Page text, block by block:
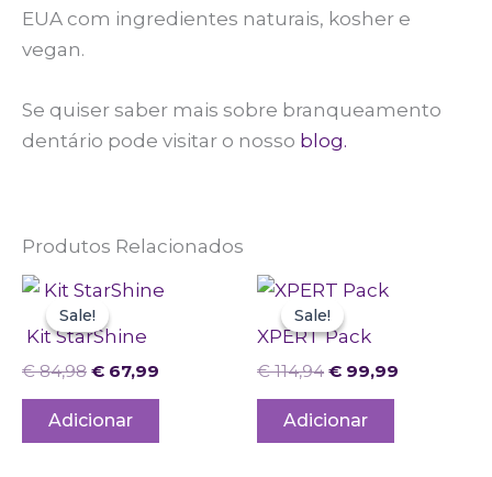
EUA com ingredientes naturais, kosher e
vegan.
Se quiser saber mais sobre branqueamento
dentário pode visitar o nosso blog.
Produtos Relacionados
Sale!
Sale!
Kit StarShine
€84,98
O
preço
original
era:
€ 84,98.
€ 67,99
O
Adicionar
Sale!
Sale!
XPERT Pack
€114,94
O
preço
original
era:
€ 114,94.
€ 99,99
Adicionar